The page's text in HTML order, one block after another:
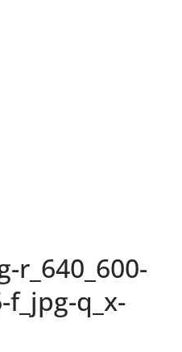
r_640_600-
f_jpg-q_x-